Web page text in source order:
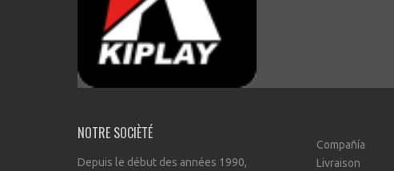
NOTRE SOCIÈTÉ
Depuis le début des années 1990,
Compañía
Livraison